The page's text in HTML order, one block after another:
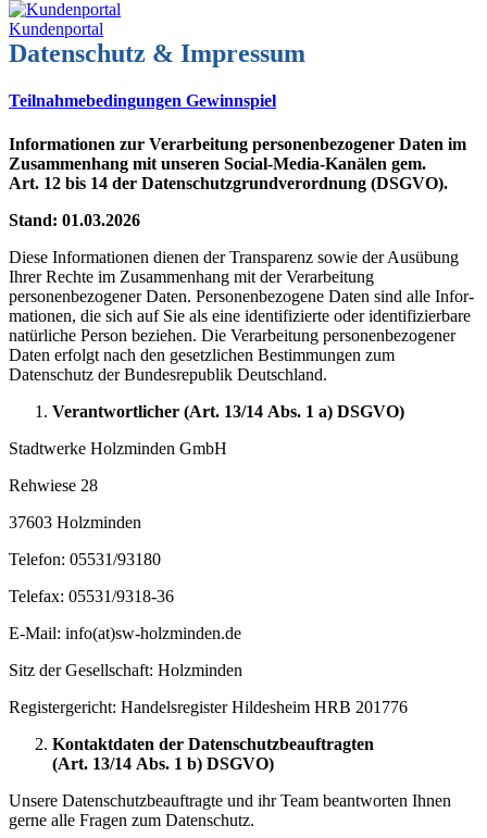
Kundenportal
Datenschutz & Impressum
Teilnahmebedingungen Gewinnspiel
Informationen zur Verarbeitung personenbezogener Daten im
Zusammenhang mit unseren Social-Media-Kanälen gem.
Art. 12 bis 14 der Datenschutzgrundverordnung (DSGVO).
Stand: 01.03.2026
Diese Informationen dienen der Transparenz sowie der Ausübung
Ihrer Rechte im Zusammen­hang mit der Verarbeitung
personenbezogener Daten. Personenbezogene Daten sind alle Infor­
mationen, die sich auf Sie als eine identifizierte oder identifizierbare
natürliche Person beziehen. Die Verarbeitung personenbezogener
Daten erfolgt nach den gesetzlichen Bestimmungen zum
Datenschutz der Bundesrepublik Deutschland.
Verantwortlicher (Art. 13/14 Abs. 1 a) DSGVO)
Stadtwerke Holzminden GmbH
Rehwiese 28
37603 Holzminden
Telefon: 05531/93180
Telefax: 05531/9318-36
E-Mail: info(at)sw-holzminden.de
Sitz der Gesellschaft: Holzminden
Registergericht: Handelsregister Hildesheim HRB 201776
Kontaktdaten der Datenschutzbeauftragten
(Art. 13/14 Abs. 1 b) DSGVO)
Unsere Datenschutzbeauftragte und ihr Team beantworten Ihnen
gerne alle Fragen zum Da­tenschutz.